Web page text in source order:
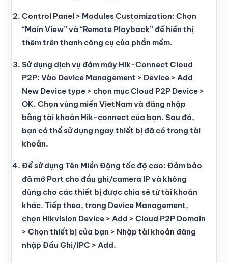
Control Panel > Modules Customization: Chọn
“Main View” và “Remote Playback” để hiển thị
thêm trên thanh công cụ của phần mềm.
Sử dụng dịch vụ đám mây Hik-Connect Cloud
P2P: Vào Device Management > Device > Add
New Device type > chọn mục Cloud P2P Device >
OK. Chọn vùng miền VietNam và đăng nhập
bằng tài khoản Hik-connect của bạn. Sau đó,
bạn có thể sử dụng ngay thiết bị đã có trong tài
khoản.
Để sử dụng Tên Miền Động tốc độ cao: Đảm bảo
đã mở Port cho đầu ghi/camera IP và không
dùng cho các thiết bị được chia sẻ từ tài khoản
khác. Tiếp theo, trong Device Management,
chọn Hikvision Device > Add > Cloud P2P Domain
> Chọn thiết bị của bạn > Nhập tài khoản đăng
nhập Đầu Ghi/IPC > Add.